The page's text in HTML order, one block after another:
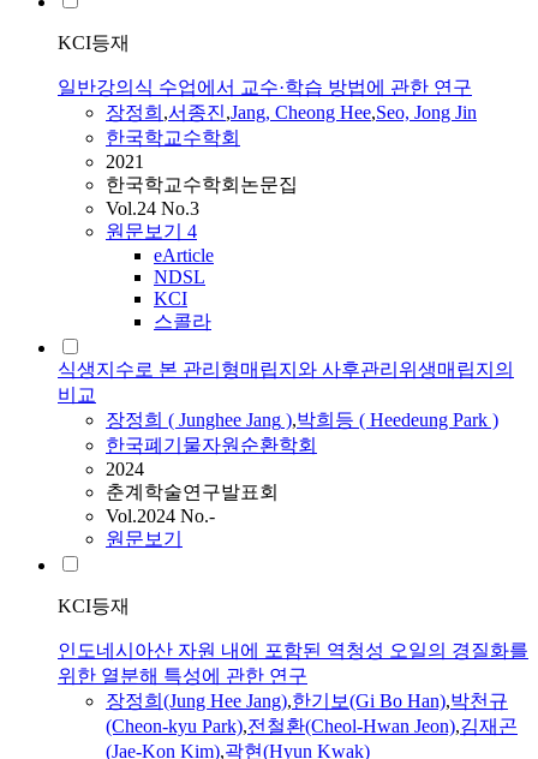
KCI등재
일반강의식 수업에서 교수·학습 방법에 관한 연구
장정희 ,서종진,Jang, Cheong Hee,Seo, Jong Jin
한국학교수학회
2021
한국학교수학회논문집
Vol.24 No.3
원문보기 4
eArticle
NDSL
KCI
스콜라
식생지수로 본 관리형매립지와 사후관리위생매립지의
비교
장정희 ( Junghee Jang ),박희등 ( Heedeung Park )
한국폐기물자원순환학회
2024
춘계학술연구발표회
Vol.2024 No.-
원문보기
KCI등재
인도네시아산 자원 내에 포함된 역청성 오일의 경질화를
위한 열분해 특성에 관한 연구
장정희 (Jung Hee Jang),한기보(Gi Bo Han),박천규
(Cheon-kyu Park),전철환(Cheol-Hwan Jeon),김재곤
(Jae-Kon Kim),곽현(Hyun Kwak)